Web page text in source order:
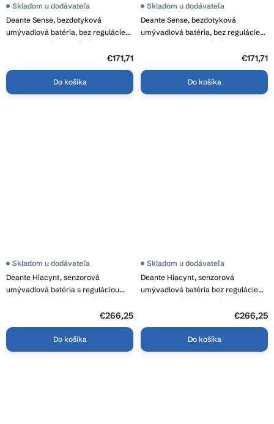
Deante Sense, bezdotyková
umývadlová batéria, bez regulácie
teploty - 230/6V, oceľová, DEA-
Skladom u dodávateľa
€171,71
Do košíka
Deante Sense, bezdotyková
umývadlová batéria, bez regulácie
teploty - 4xAA, oceľová, DEA-
Skladom u dodávateľa
€171,71
Do košíka
Deante Hiacynt, senzorová
umývadlová batéria s reguláciou
teploty, napájanie 6xAA, čierna
Skladom u dodávateľa
€266,25
Do košíka
Deante Hiacynt, senzorová
umývadlová batéria bez regulácie
teploty, napájanie 230 / 6V, čierna,
Skladom u dodávateľa
€266,25
Do košíka